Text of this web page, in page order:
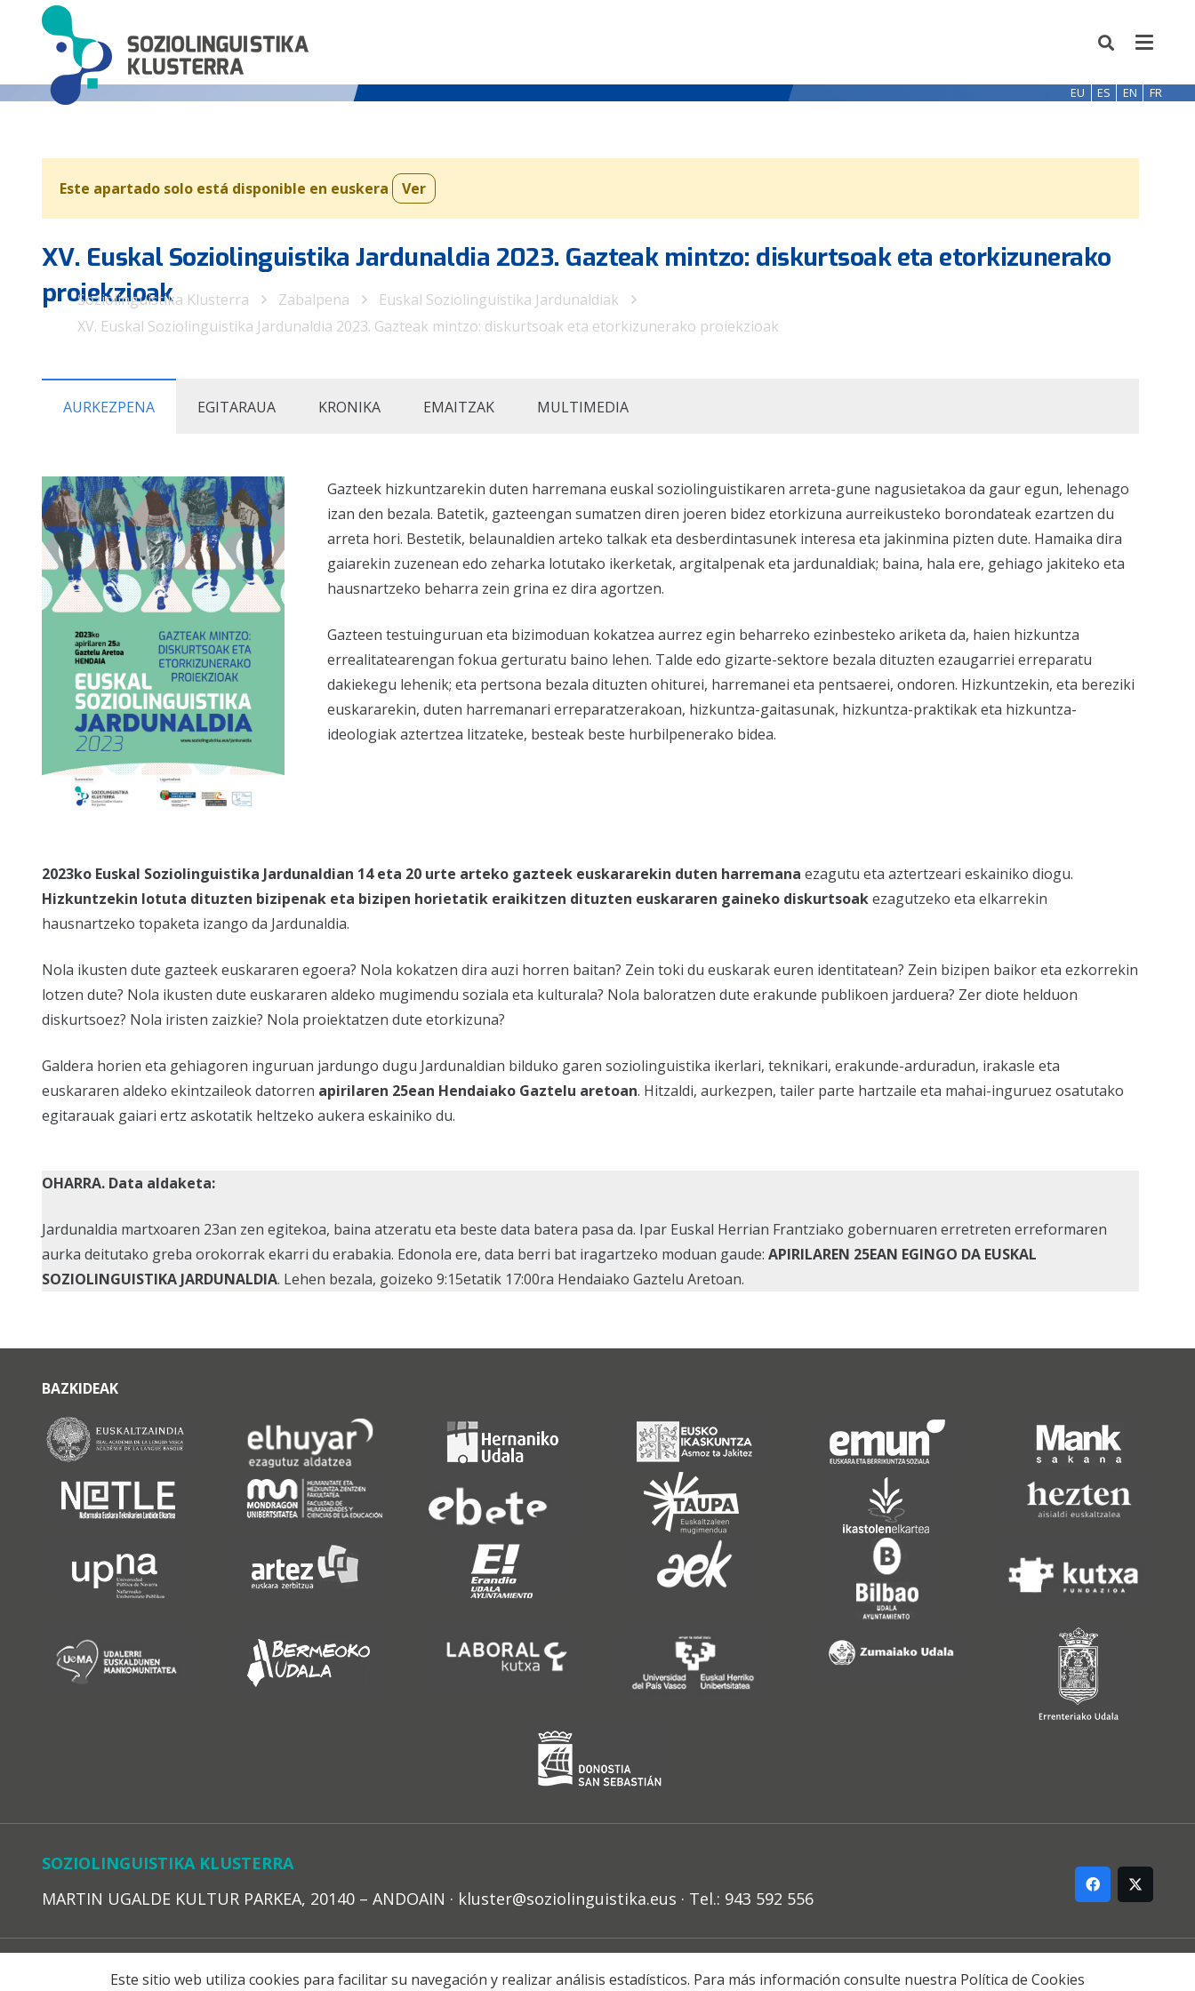
EU ES EN FR
Este apartado solo está disponible en euskera Ver
XV. Euskal Soziolinguistika Jardunaldia 2023. Gazteak mintzo: diskurtsoak eta etorkizunerako
proiekzioak
Soziolinguistika Klusterra Zabalpena
Euskal Soziolinguistika Jardunaldiak
XV. Euskal Soziolinguistika Jardunaldia 2023. Gazteak mintzo: diskurtsoak eta etorkizunerako proiekzioak
AURKEZPENA EGITARAUA KRONIKA EMAITZAK MULTIMEDIA
Gazteek hizkuntzarekin duten harremana euskal soziolinguistikaren arreta-gune nagusietakoa da gaur egun, lehenago
izan den bezala. Batetik, gazteengan sumatzen diren joeren bidez etorkizuna aurreikusteko borondateak ezartzen du
arreta hori. Bestetik, belaunaldien arteko talkak eta desberdintasunek interesa eta jakinmina pizten dute. Hamaika dira
gaiarekin zuzenean edo zeharka lotutako ikerketak, argitalpenak eta jardunaldiak; baina, hala ere, gehiago jakiteko eta
hausnartzeko beharra zein grina ez dira agortzen.
Gazteen testuinguruan eta bizimoduan kokatzea aurrez egin beharreko ezinbesteko ariketa da, haien hizkuntza
errealitatearengan fokua gerturatu baino lehen. Talde edo gizarte-sektore bezala dituzten ezaugarriei erreparatu
dakiekegu lehenik; eta pertsona bezala dituzten ohiturei, harremanei eta pentsaerei, ondoren. Hizkuntzekin, eta bereziki
euskararekin, duten harremanari erreparatzerakoan, hizkuntza-gaitasunak, hizkuntza-praktikak eta hizkuntza-
ideologiak aztertzea litzateke, besteak beste hurbilpenerako bidea.
2023ko Euskal Soziolinguistika Jardunaldian 14 eta 20 urte arteko gazteek euskararekin duten harremana ezagutu eta aztertzeari eskainiko diogu.
Hizkuntzekin lotuta dituzten bizipenak eta bizipen horietatik eraikitzen dituzten euskararen gaineko diskurtsoakezagutzeko eta elkarrekin
hausnartzeko topaketa izango da Jardunaldia.
Nola ikusten dute gazteek euskararen egoera? Nola kokatzen dira auzi horren baitan? Zein toki du euskarak euren identitatean? Zein bizipen baikor eta ezkorrekin
lotzen dute? Nola ikusten dute euskararen aldeko mugimendu soziala eta kulturala? Nola baloratzen dute erakunde publikoen jarduera? Zer diote helduon
diskurtsoez? Nola iristen zaizkie? Nola proiektatzen dute etorkizuna?
Galdera horien eta gehiagoren inguruan jardungo dugu Jardunaldian bilduko garen soziolinguistika ikerlari, teknikari, erakunde-arduradun, irakasle eta
euskararen aldeko ekintzaileok datorren apirilaren 25ean Hendaiako Gaztelu aretoan. Hitzaldi, aurkezpen, tailer parte hartzaile eta mahai-inguruez osatutako
egitarauak gaiari ertz askotatik heltzeko aukera eskainiko du.
OHARRA. Data aldaketa:
Jardunaldia martxoaren 23an zen egitekoa, baina atzeratu eta beste data batera pasa da. Ipar Euskal Herrian Frantziako gobernuaren erretreten erreformaren
aurka deitutako greba orokorrak ekarri du erabakia. Edonola ere, data berri bat iragartzeko moduan gaude: APIRILAREN 25EAN EGINGO DA EUSKAL
SOZIOLINGUISTIKA JARDUNALDIA. Lehen bezala, goizeko 9:15etatik 17:00ra Hendaiako Gaztelu Aretoan.
BAZKIDEAK
SOZIOLINGUISTIKA KLUSTERRA
MARTIN UGALDE KULTUR PARKEA, 20140 – ANDOAIN · kluster@soziolinguistika.eus · Tel.: 943 592 556
Este sitio web utiliza cookies para facilitar su navegación y realizar análisis estadísticos. Para más información consulte nuestra Política de Cookies